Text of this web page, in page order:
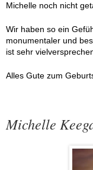
Michelle noch nicht
Wir haben so ein
monumentaler und
ist sehr
Alles Gute zum
Michelle